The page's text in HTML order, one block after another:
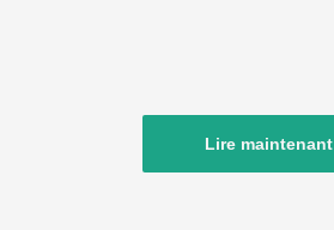
Lire maintenant